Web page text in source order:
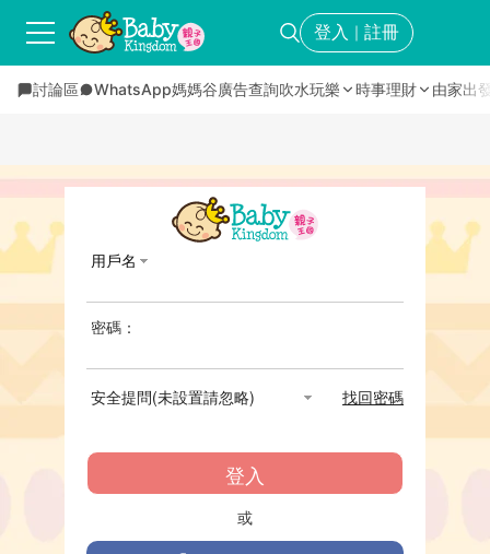
登入 ｜ 註冊
討論區 WhatsApp媽媽谷廣告查詢吹水玩樂 時事理財 由家出
用戶名
密碼：
安全提問(未設置請忽略) 找回密碼
登入
或